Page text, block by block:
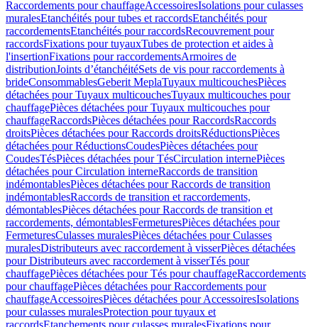
Raccordements pour chauffageAccessoiresIsolations pour culasses
muralesEtanchéités pour tubes et raccordsEtanchéités pour
raccordementsEtanchéités pour raccordsRecouvrement pour
raccordsFixations pour tuyauxTubes de protection et aides à
l'insertionFixations pour raccordementsArmoires de
distributionJoints d’étanchéitéSets de vis pour raccordements à
brideConsommablesGeberit MeplaTuyaux multicouchesPièces
détachées pour Tuyaux multicouchesTuyaux multicouches pour
chauffagePièces détachées pour Tuyaux multicouches pour
chauffageRaccordsPièces détachées pour RaccordsRaccords
droitsPièces détachées pour Raccords droitsRéductionsPièces
détachées pour RéductionsCoudesPièces détachées pour
CoudesTésPièces détachées pour TésCirculation internePièces
détachées pour Circulation interneRaccords de transition
indémontablesPièces détachées pour Raccords de transition
indémontablesRaccords de transition et raccordements,
démontablesPièces détachées pour Raccords de transition et
raccordements, démontablesFermeturesPièces détachées pour
FermeturesCulasses muralesPièces détachées pour Culasses
muralesDistributeurs avec raccordement à visserPièces détachées
pour Distributeurs avec raccordement à visserTés pour
chauffagePièces détachées pour Tés pour chauffageRaccordements
pour chauffagePièces détachées pour Raccordements pour
chauffageAccessoiresPièces détachées pour AccessoiresIsolations
pour culasses muralesProtection pour tuyaux et
raccordsEtanchements pour culasses muralesFixations pour